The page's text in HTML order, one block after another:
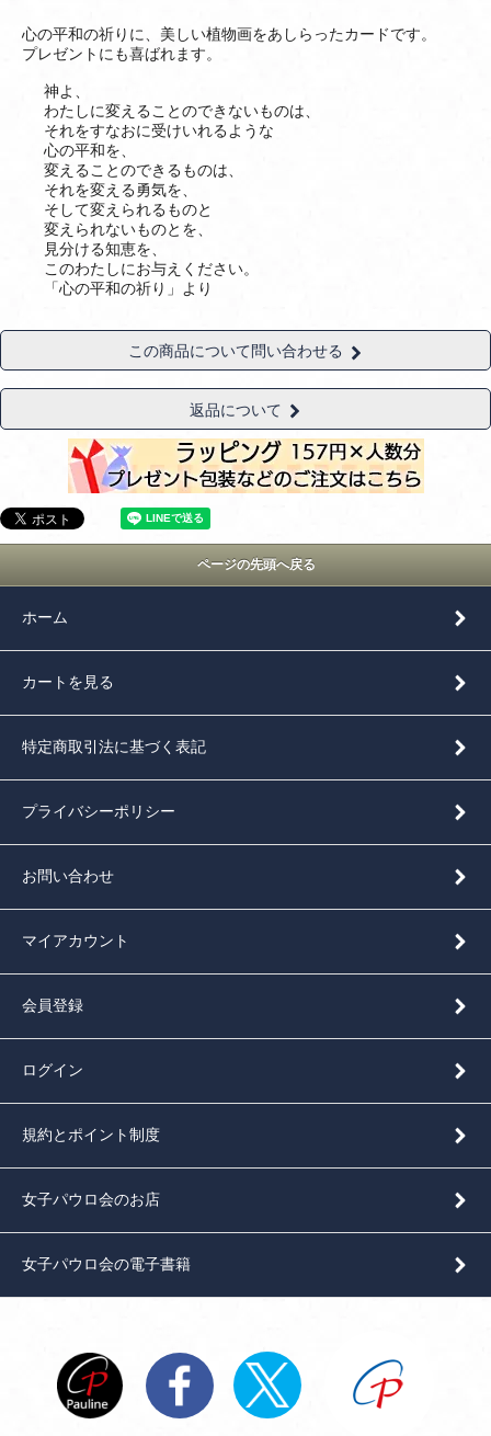
心の平和の祈りに、美しい植物画をあしらったカードです。
プレゼントにも喜ばれます。
神よ、
わたしに変えることのできないものは、
それをすなおに受けいれるような
心の平和を、
変えることのできるものは、
それを変える勇気を、
そして変えられるものと
変えられないものとを、
見分ける知恵を、
このわたしにお与えください。
「心の平和の祈り」より
この商品について問い合わせる
返品について
ページの先頭へ戻る
ホーム
カートを見る
特定商取引法に基づく表記
プライバシーポリシー
お問い合わせ
マイアカウント
会員登録
ログイン
規約とポイント制度
女子パウロ会のお店
女子パウロ会の電子書籍